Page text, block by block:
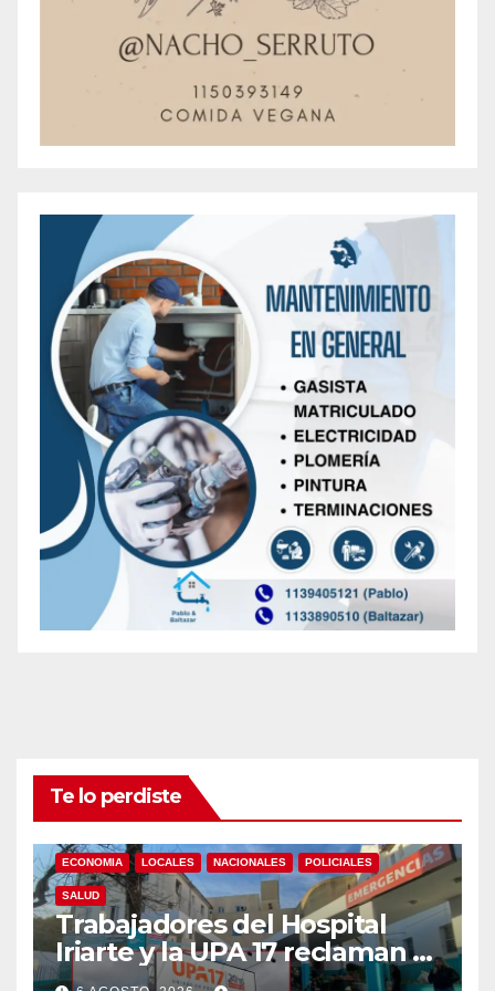
Te lo perdiste
ECONOMIA LOCALES NACIONALES POLICIALES
SALUD
Trabajadores del Hospital
Iriarte y la UPA 17 reclaman el
pase a planta de becarios y